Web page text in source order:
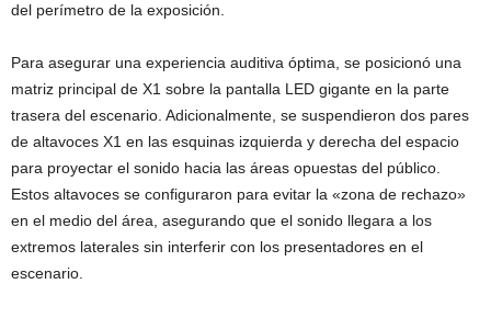
del perímetro de la exposición.
Para asegurar una experiencia auditiva óptima, se posicionó una
matriz principal de X1 sobre la pantalla LED gigante en la parte
trasera del escenario. Adicionalmente, se suspendieron dos pares
de altavoces X1 en las esquinas izquierda y derecha del espacio
para proyectar el sonido hacia las áreas opuestas del público.
Estos altavoces se configuraron para evitar la «zona de rechazo»
en el medio del área, asegurando que el sonido llegara a los
extremos laterales sin interferir con los presentadores en el
escenario.